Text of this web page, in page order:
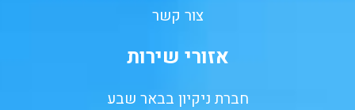
צור קשר
אזורי שירות
חברת ניקיון בבאר שבע